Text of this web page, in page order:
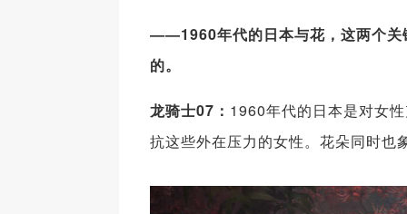
——1960年代的日本与花，这两个关
的。
龙骑士07： 1960年代的日本是对女
抗这些外在压力的女性。花朵同时也